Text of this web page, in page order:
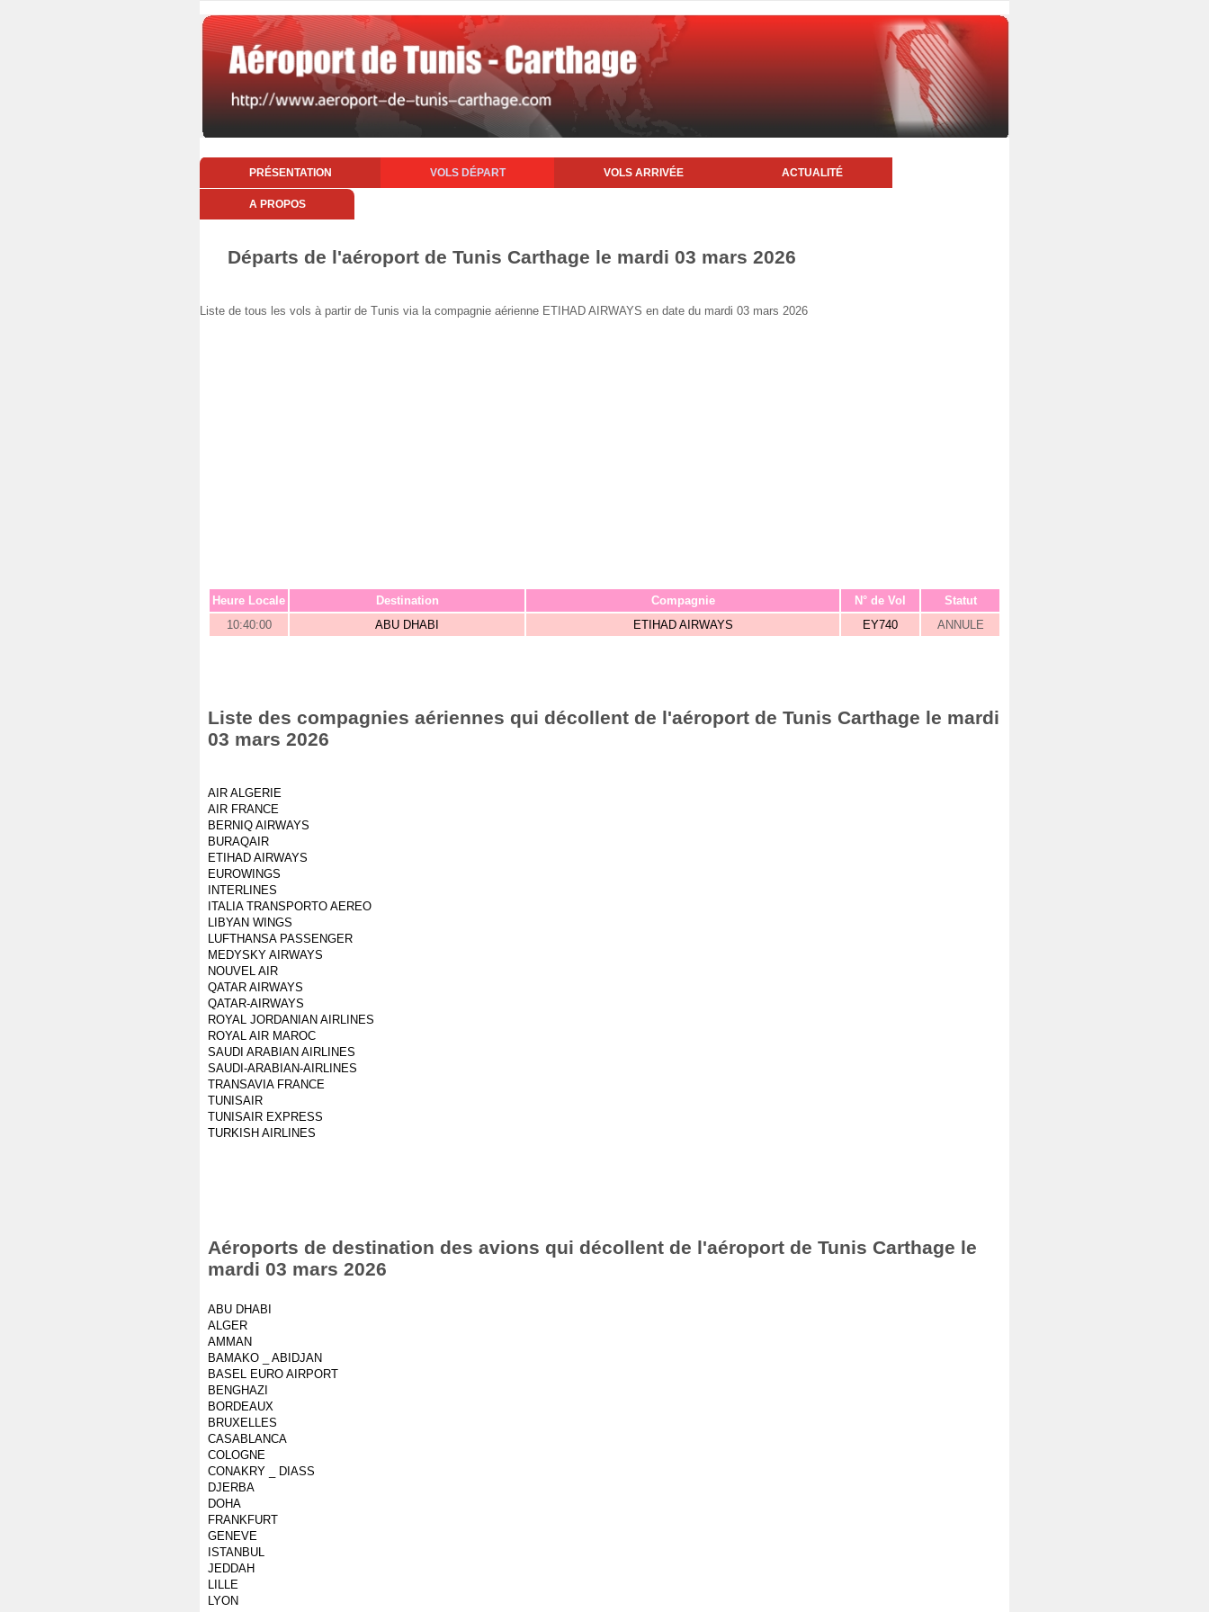
PRÉSENTATION VOLS DÉPART VOLS ARRIVÉE ACTUALITÉ
A PROPOS
Départs de l'aéroport de Tunis Carthage le mardi 03 mars 2026
Liste de tous les vols à partir de Tunis via la compagnie aérienne ETIHAD AIRWAYS en date du mardi 03 mars 2026
Heure Locale Destination Compagnie N° de Vol
Statut
10:40:00
ABU DHABI ETIHAD AIRWAYS EY740 ANNULE
Liste des compagnies aériennes qui décollent de l'aéroport de Tunis Carthage le mardi
03 mars 2026
AIR ALGERIE
AIR FRANCE
BERNIQ AIRWAYS
BURAQAIR
ETIHAD AIRWAYS
EUROWINGS
INTERLINES
ITALIA TRANSPORTO AEREO
LIBYAN WINGS
LUFTHANSA PASSENGER
MEDYSKY AIRWAYS
NOUVEL AIR
QATAR AIRWAYS
QATAR-AIRWAYS
ROYAL JORDANIAN AIRLINES
ROYAL AIR MAROC
SAUDI ARABIAN AIRLINES
SAUDI-ARABIAN-AIRLINES
TRANSAVIA FRANCE
TUNISAIR
TUNISAIR EXPRESS
TURKISH AIRLINES
Aéroports de destination des avions qui décollent de l'aéroport de Tunis Carthage le
mardi 03 mars 2026
ABU DHABI
ALGER
AMMAN
BAMAKO _ ABIDJAN
BASEL EURO AIRPORT
BENGHAZI
BORDEAUX
BRUXELLES
CASABLANCA
COLOGNE
CONAKRY _ DIASS
DJERBA
DOHA
FRANKFURT
GENEVE
ISTANBUL
JEDDAH
LILLE
LYON